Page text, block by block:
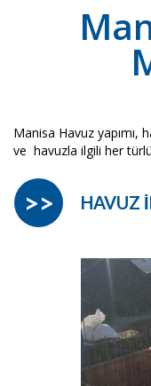
Manisa Havuz yapımı,
ve havuzla ilgili her türlü
HAVUZ
>>